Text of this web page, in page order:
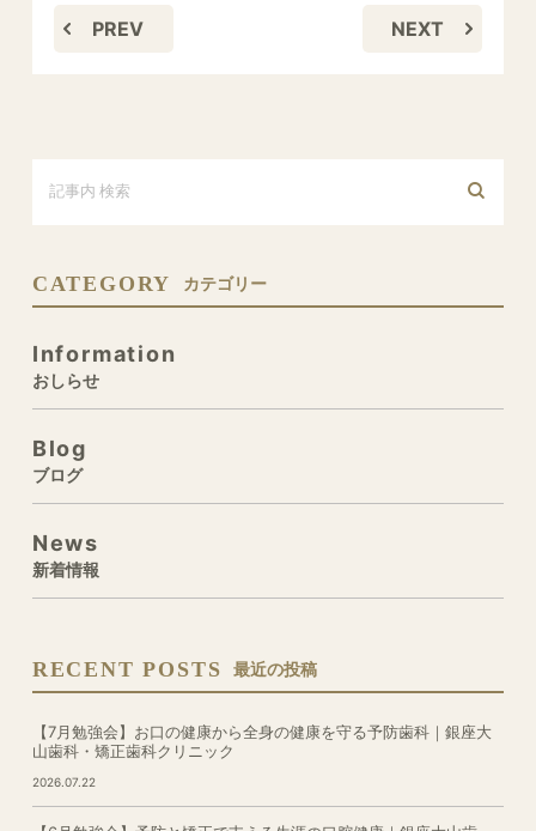
PREV NEXT
CATEGORY カテゴリー
Information
おしらせ
Blog
ブログ
News
新着情報
RECENT POSTS 最近の投稿
【7月勉強会】お口の健康から全身の健康を守る予防歯科｜銀座大
山歯科・矯正歯科クリニック
2026.07.22